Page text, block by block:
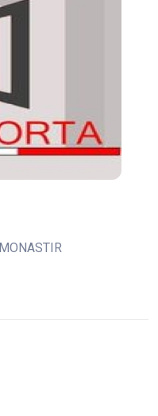
MONASTIR